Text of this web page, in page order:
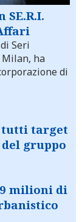
Seri
ha
di
tutti target
gruppo
milioni di